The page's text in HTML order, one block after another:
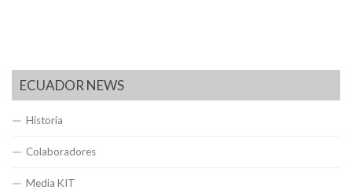
ECUADOR NEWS
Historia
Colaboradores
Media KIT